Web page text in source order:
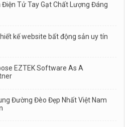
Điện Tử Tay Gạt Chất Lượng Đáng
kế website bất động sản uy tín
EZTEK Software As A
Đường Đèo Đẹp Nhất Việt Nam